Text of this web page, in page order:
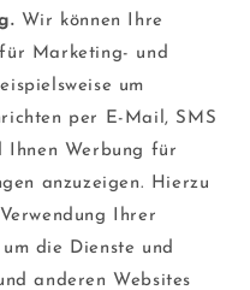
Wir können Ihre
Marketing- und
um
per E-Mail, SMS
Ihnen Werbung für
anzuzeigen. Hierzu
Ihrer
die Dienste und
anderen Websites